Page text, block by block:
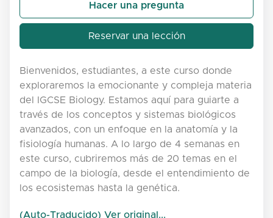
Hacer una pregunta
Reservar una lección
Bienvenidos, estudiantes, a este curso donde
exploraremos la emocionante y compleja materia
del IGCSE Biology. Estamos aquí para guiarte a
través de los conceptos y sistemas biológicos
avanzados, con un enfoque en la anatomía y la
fisiología humanas. A lo largo de 4 semanas en
este curso, cubriremos más de 20 temas en el
campo de la biología, desde el entendimiento de
los ecosistemas hasta la genética.
(Auto-Traducido) Ver original...